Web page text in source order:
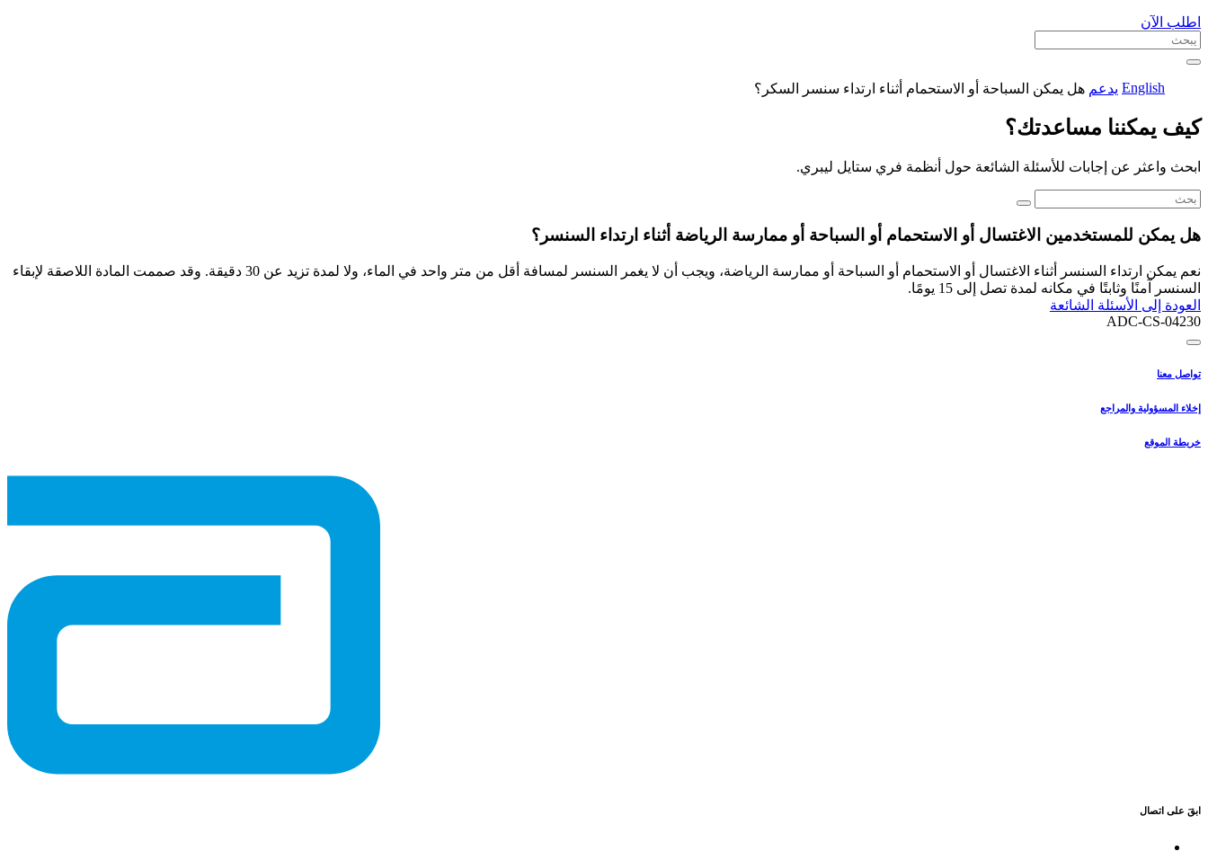
اطلب الآن
English يدعم هل يمكن السباحة أو الاستحمام أثناء ارتداء سنسر السكر؟
كيف يمكننا مساعدتك؟
ابحث واعثر عن إجابات للأسئلة الشائعة حول أنظمة فري ستايل ليبري.
هل يمكن للمستخدمين الاغتسال أو الاستحمام أو السباحة أو ممارسة الرياضة أثناء ارتداء السنسر؟
نعم يمكن ارتداء السنسر أثناء الاغتسال أو الاستحمام أو السباحة أو ممارسة الرياضة، ويجب أن لا يغمر السنسر لمسافة أقل من متر واحد في الماء، ولا لمدة تزيد عن 30 دقيقة. وقد صممت المادة اللاصقة لإبقاء
السنسر آمنًا وثابتًا في مكانه لمدة تصل إلى 15 يومًا.
العودة إلى الأسئلة الشائعة
ADC-CS-04230
تواصل معنا
إخلاء المسؤولية والمراجع
خريطة الموقع
ابقَ على اتصال